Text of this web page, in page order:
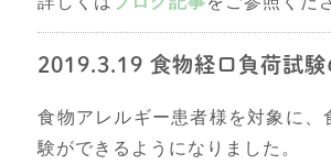
2019.3.19 食物経口負荷試験
食物アレルギー患者様を対象に、
験ができるようになりました。